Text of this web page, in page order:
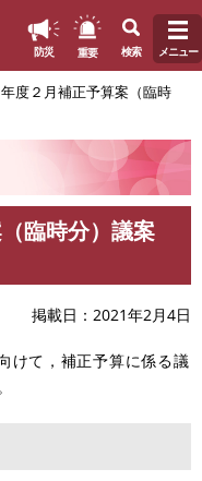
防災 重要 検索 メニュー
度２月補正予算案（臨時
臨時分）議案
掲載日 2021年2月4日
けて，補正予算に係る議